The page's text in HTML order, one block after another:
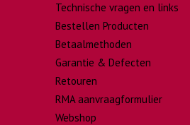
Technische vragen en links
Bestellen Producten
Betaalmethoden
Garantie & Defecten
Retouren
RMA aanvraagformulier
Webshop